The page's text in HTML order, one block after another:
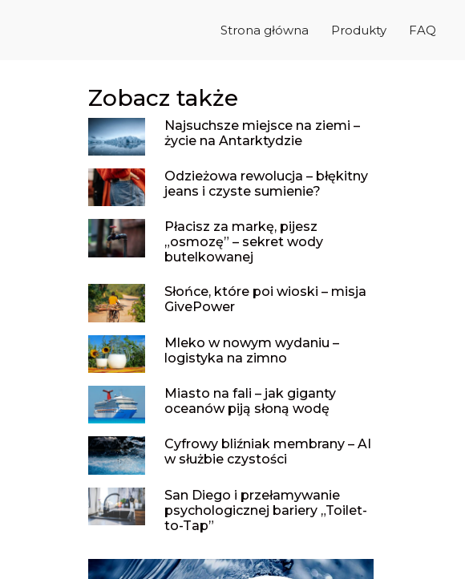
Strona główna Produkty FAQ
Zobacz także
Najsuchsze miejsce na ziemi –
życie na Antarktydzie
Odzieżowa rewolucja – błękitny
jeans i czyste sumienie?
Płacisz za markę, pijesz
„osmozę” – sekret wody
butelkowanej
Słońce, które poi wioski – misja
GivePower
Mleko w nowym wydaniu –
logistyka na zimno
Miasto na fali – jak giganty
oceanów piją słoną wodę
Cyfrowy bliźniak membrany – AI
w służbie czystości
San Diego i przełamywanie
psychologicznej bariery „Toilet-
to-Tap”